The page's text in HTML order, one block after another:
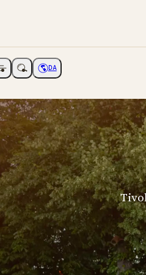
Åbne navigationVælg sprog
DA